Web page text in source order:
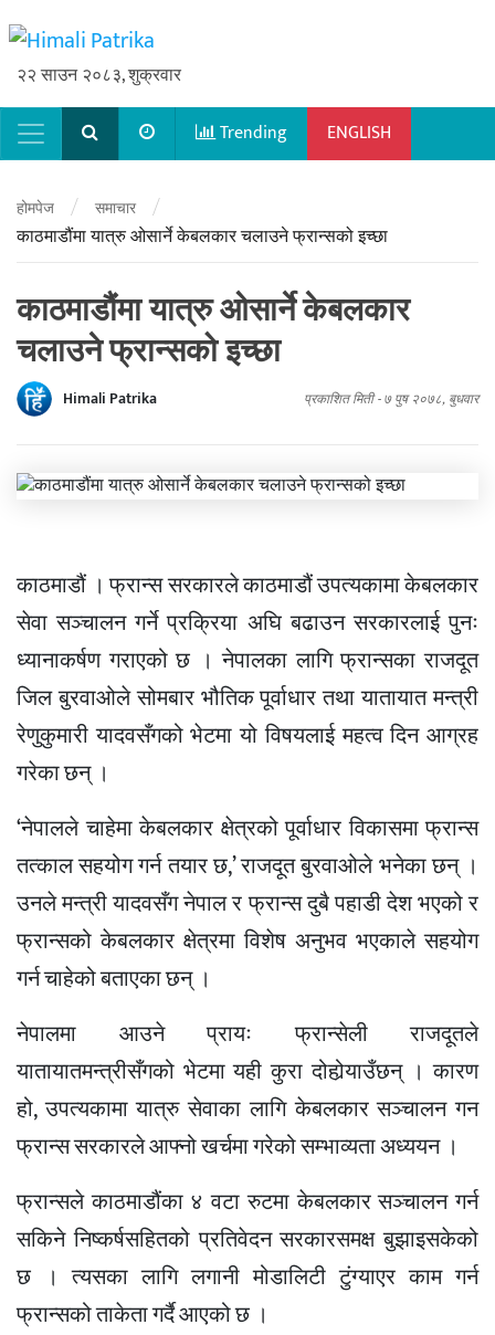
२२ साउन २०८३, शुक्रवार
Main NavigationTrending ENGLISH
होमपेज / समाचार /
काठमाडौंमा यात्रु ओसार्ने केबलकार चलाउने फ्रान्सको इच्छा
काठमाडौंमा यात्रु ओसार्ने केबलकार
चलाउने फ्रान्सको इच्छा
Himali Patrika प्रकाशित मिती - ७ पुष २०७८, बुधवार
काठमाडौं । फ्रान्स सरकारले काठमाडौं उपत्यकामा केबलकार
सेवा सञ्चालन गर्ने प्रक्रिया अघि बढाउन सरकारलाई पुनः
ध्यानाकर्षण गराएको छ । नेपालका लागि फ्रान्सका राजदूत
जिल बुरवाओले सोमबार भौतिक पूर्वाधार तथा यातायात मन्त्री
रेणुकुमारी यादवसँगको भेटमा यो विषयलाई महत्व दिन आग्रह
गरेका छन् ।
‘नेपालले चाहेमा केबलकार क्षेत्रको पूर्वाधार विकासमा फ्रान्स
तत्काल सहयोग गर्न तयार छ,’ राजदूत बुरवाओले भनेका छन् ।
उनले मन्त्री यादवसँग नेपाल र फ्रान्स दुबै पहाडी देश भएको र
फ्रान्सको केबलकार क्षेत्रमा विशेष अनुभव भएकाले सहयोग
गर्न चाहेको बताएका छन् ।
नेपालमा आउने प्रायः फ्रान्सेली राजदूतले
यातायातमन्त्रीसँगको भेटमा यही कुरा दोहोर्‍याउँछन् । कारण
हो, उपत्यकामा यात्रु सेवाका लागि केबलकार सञ्चालन गन
फ्रान्स सरकारले आफ्नो खर्चमा गरेको सम्भाव्यता अध्ययन ।
फ्रान्सले काठमाडौंका ४ वटा रुटमा केबलकार सञ्चालन गर्न
सकिने निष्कर्षसहितको प्रतिवेदन सरकारसमक्ष बुझाइसकेको
छ । त्यसका लागि लगानी मोडालिटी टुंग्याएर काम गर्न
फ्रान्सको ताकेता गर्दै आएको छ ।